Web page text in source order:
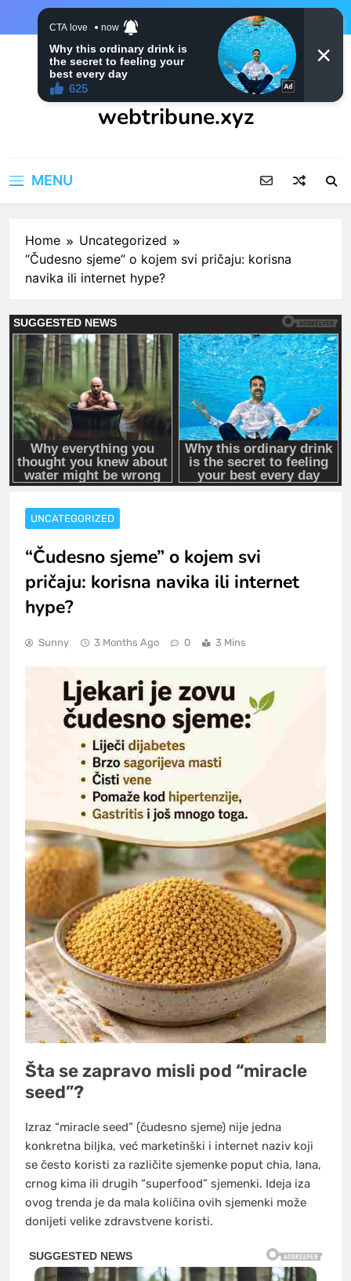
webtribune.xyz
MENU
Home
Uncategorized
“Čudesno sjeme” o kojem svi pričaju: korisna
navika ili internet hype?
UNCATEGORIZED
“Čudesno sjeme” o kojem svi
pričaju: korisna navika ili internet
hype?
Sunny 3 Months Ago 0 3 Mins
Šta se zapravo misli pod “miracle
seed”?
Izraz “miracle seed” (čudesno sjeme) nije jedna
konkretna biljka, već marketinški i internet naziv koji
se često koristi za različite sjemenke poput chia, lana,
crnog kima ili drugih “superfood” sjemenki. Ideja iza
ovog trenda je da mala količina ovih sjemenki može
donijeti velike zdravstvene koristi.